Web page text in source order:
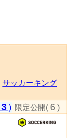
サッカーキング
3 ) 限定公開( 6 )